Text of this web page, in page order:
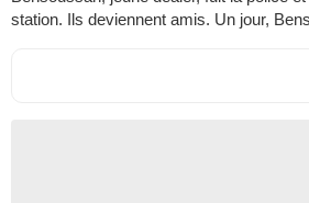
station. Ils deviennent amis. Un jour,